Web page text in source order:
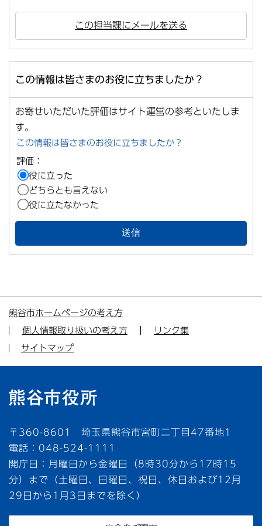
この担当課にメールを送る
この情報は皆さまのお役に立ちましたか？
お寄せいただいた評価はサイト運営の参考といたしま
す。
この情報は皆さまのお役に立ちましたか？
評価：
役に立った
どちらとも言えない
役に立たなかった
熊谷市ホームページの考え方
個人情報取り扱いの考え方
リンク集
サイトマップ
〒360-8601 埼玉県熊谷市宮町二丁目47番地1
電話：048-524-1111
開庁日：月曜日から金曜日（8時30分から17時15
分）まで（土曜日、日曜日、祝日、休日および12月
29日から1月3日までを除く）